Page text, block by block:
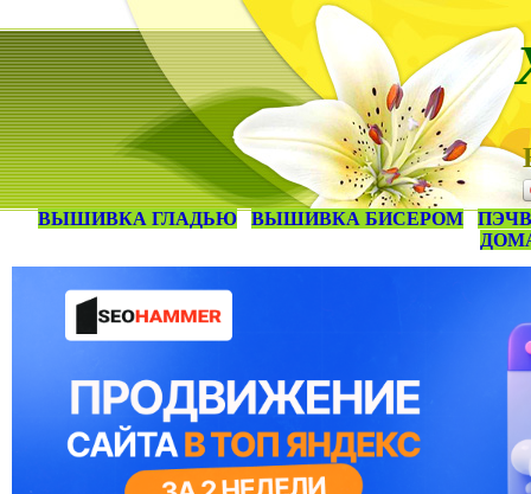
ВЫШИВКА ГЛАДЬЮ ВЫШИВКА БИСЕРОМ